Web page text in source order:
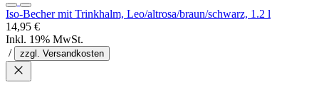
Iso-Becher mit Trinkhalm, Leo/altrosa/braun/schwarz, 1.2 l
14,95 €
Inkl. 19% MwSt.
/
zzgl. Versandkosten